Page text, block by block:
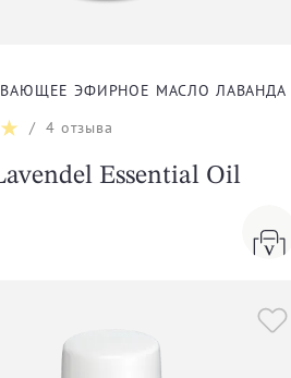
ЭФИРНОЕ МАСЛО ЛАВАНДА
/4 отзыва
Essential Oil